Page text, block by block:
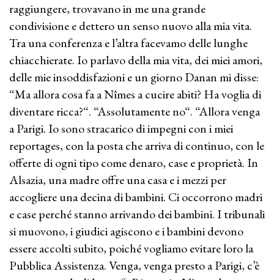
raggiungere, trovavano in me una grande
condivisione e dettero un senso nuovo alla mia vita.
Tra una conferenza e l’altra facevamo delle lunghe
chiacchierate. Io parlavo della mia vita, dei miei amori,
delle mie insoddisfazioni e un giorno Danan mi disse:
“Ma allora cosa fa a Nîmes a cucire abiti? Ha voglia di
diventare ricca?“. “Assolutamente no“. “Allora venga
a Parigi. Io sono stracarico di impegni con i miei
reportages, con la posta che arriva di continuo, con le
offerte di ogni tipo come denaro, case e proprietà. In
Alsazia, una madre offre una casa e i mezzi per
accogliere una decina di bambini. Ci occorrono madri
e case perché stanno arrivando dei bambini. I tribunali
si muovono, i giudici agiscono e i bambini devono
essere accolti subito, poiché vogliamo evitare loro la
Pubblica Assistenza. Venga, venga presto a Parigi, c’è